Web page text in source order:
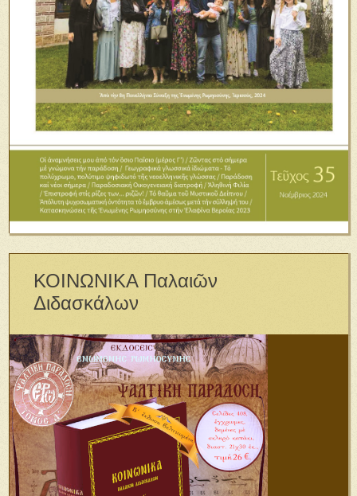
ΚΟΙΝΩΝΙΚΑ Παλαιῶν
Διδασκάλων